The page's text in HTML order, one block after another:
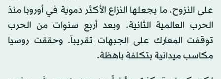
على النزوح، ما يجعلها النزاع الأكثر دموية في أوروبا منذ
الحرب العالمية الثانية. وبعد أربع سنوات من الحرب
توقفت المعارك على الجبهات تقريباً. وحققت روسيا
مكاسب ميدانية بتكلفة باهظة.